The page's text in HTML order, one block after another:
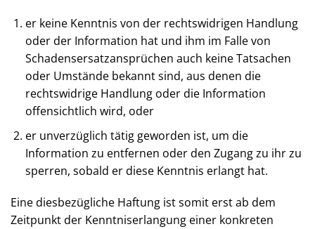
er keine Kenntnis von der rechtswidrigen
Handlung oder der Information hat und ihm im
Falle von Schadensersatzansprüchen auch keine
Tatsachen oder Umstände bekannt sind, aus
denen die rechtswidrige Handlung oder die
Information offensichtlich wird, oder
er unverzüglich tätig geworden ist, um die
Information zu entfernen oder den Zugang zu ihr
Eine diesbezügliche Haftung ist somit erst ab dem